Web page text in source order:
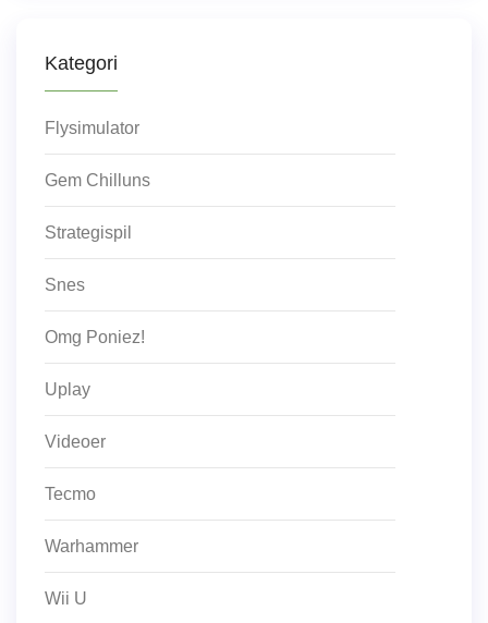
Kategori
Flysimulator
Gem Chilluns
Strategispil
Snes
Omg Poniez!
Uplay
Videoer
Tecmo
Warhammer
Wii U